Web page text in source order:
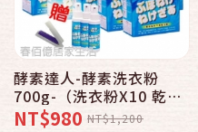
酵素達人-酵素洗衣粉
700g-（洗衣粉X10 乾洗
劑X3）送除塵器X1
NT$980 NT$1,200